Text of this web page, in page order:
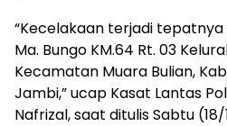
“Kecelakaan terjadi tepatnya
Ma. Bungo KM.64 Rt. 03
Kecamatan Muara Bulian,
Jambi,” ucap Kasat Lantas
Nafrizal, saat ditulis Sabtu